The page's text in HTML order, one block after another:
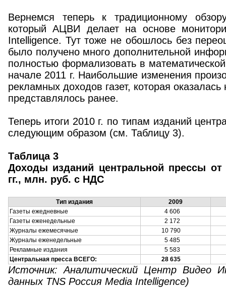
Вернемся теперь к традиционному
который АЦВИ делает на основе
Intelligence. Тут тоже не обошлось без
было получено много дополнительной
полностью формализовать в
начале 2011 г. Наибольшие изменения
рекламных доходов газет, которая
представлялось ранее.
Теперь итоги 2010 г. по типам изданий
следующим образом (см. Таблицу 3).
Таблица 3
Доходы изданий центральной прессы от
гг., млн. руб. с НДС
Тип издания
2009
Газеты ежедневные
4 606
Газеты еженедельные
2 172
Журналы ежемесячные
10 790
Журналы еженедельные
5 485
Рекламные издания
5 583
Центральная пресса ВСЕГО:
28 635
Источник: Аналитический Центр Видео
данных TNS Россия Media Intelligence)